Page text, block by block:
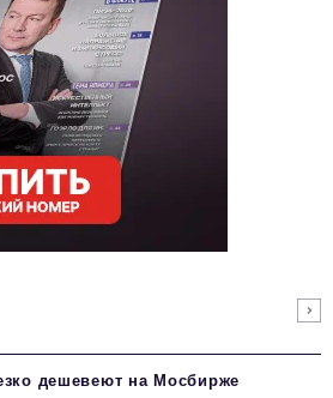
дешевеют на Мосбирже